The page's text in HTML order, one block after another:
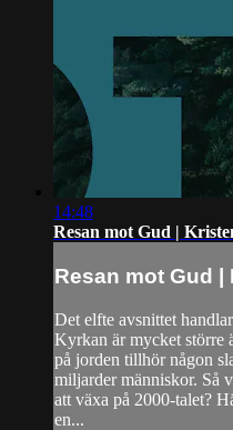
14:48
Resan mot Gud |
Resan mot Gud
Det elfte avsnittet
Kyrkan är mycket större
på jorden tillhör någon
miljarder människor. Så
att växa på 2000-talet?
en...